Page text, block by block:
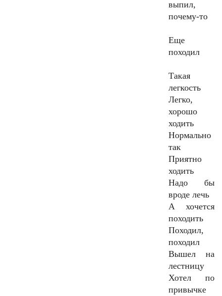
выпил,
почему-то
Еще
походил
Такая
легкость
Легко,
хорошо
ходить
Нормально
так
Приятно
ходить
Надо бы
вроде лечь
А хочется
походить
Походил,
походил
Вышел на
лестницу
Хотел по
привычке